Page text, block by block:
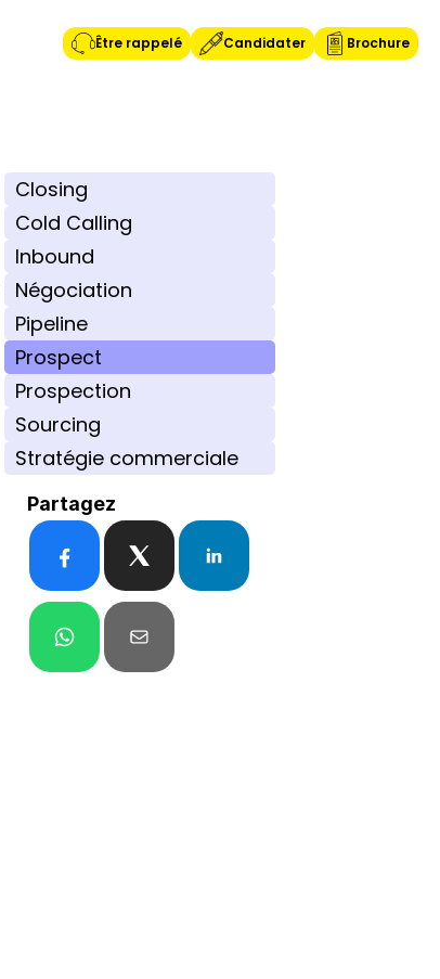
Être rappelé Candidater Brochure
Closing
Cold Calling
Inbound
Négociation
Pipeline
Prospect
Prospection
Sourcing
Stratégie commerciale
Partagez